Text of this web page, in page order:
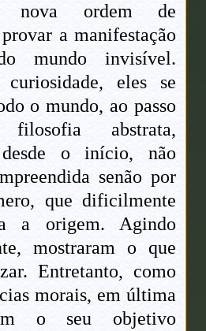
nova ordem de
a manifestação
mundo invisível.
eles se
o mundo, ao passo
abstrata,
desde o início, não
senão por
que dificilmente
a origem. Agindo
mostraram o que
Entretanto, como
morais, em última
o seu objetivo